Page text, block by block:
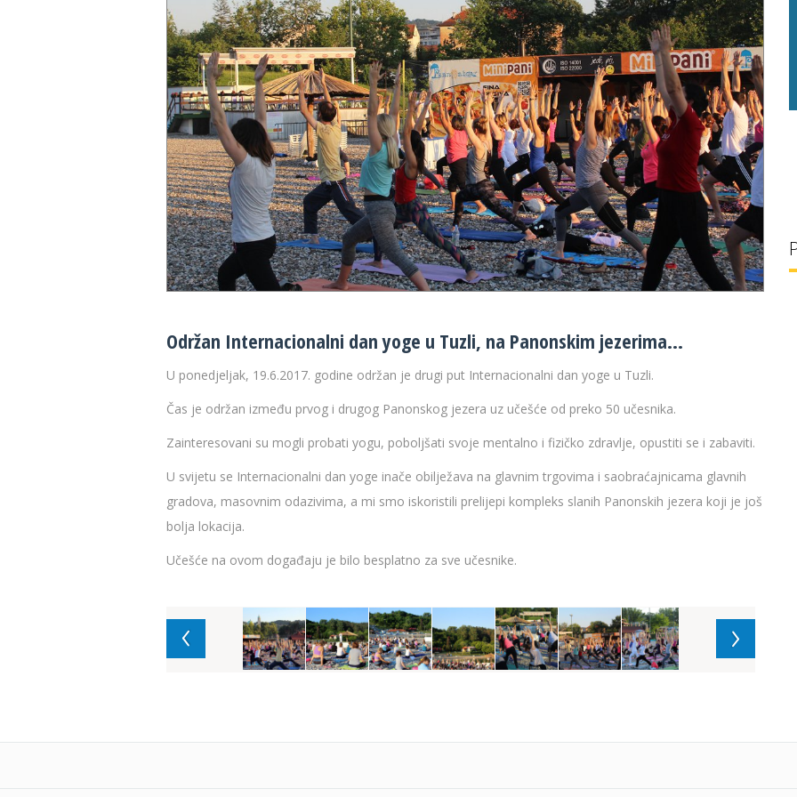
Održan Internacionalni dan yoge u Tuzli, na Panonskim jezerima…
U ponedjeljak, 19.6.2017. godine održan je drugi put Internacionalni dan yoge u Tuzli.
Čas je održan između prvog i drugog Panonskog jezera uz učešće od preko 50 učesnika.
Zainteresovani su mogli probati yogu, poboljšati svoje mentalno i fizičko zdravlje, opustiti se i zabaviti.
U svijetu se Internacionalni dan yoge inače obilježava na glavnim trgovima i saobraćajnicama glavnih
gradova, masovnim odazivima, a mi smo iskoristili prelijepi kompleks slanih Panonskih jezera koji je još
bolja lokacija.
Učešće na ovom događaju je bilo besplatno za sve učesnike.
28 °C 30 g/l 28 °C 30 g/l